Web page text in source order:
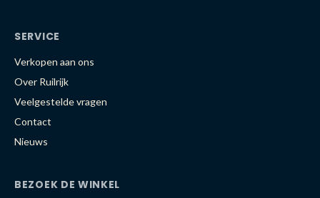
SERVICE
Verkopen aan ons
Over Ruilrijk
Veelgestelde vragen
Contact
Nieuws
BEZOEK DE WINKEL